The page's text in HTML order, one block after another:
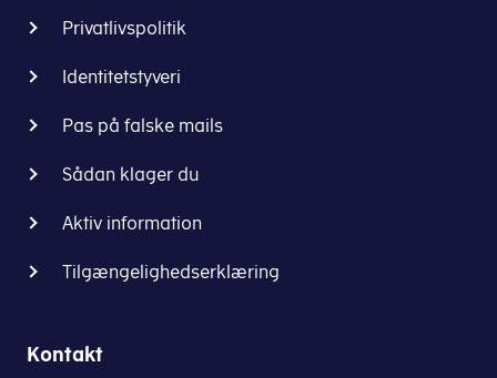
Privatlivspolitik
Identitetstyveri
Pas på falske mails
Sådan klager du
Aktiv information
Tilgængelighedserklæring
Kontakt